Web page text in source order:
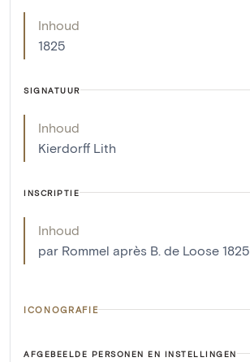
Inhoud
1825
SIGNATUUR
Inhoud
Kierdorff Lith
INSCRIPTIE
Inhoud
par Rommel après B. de Loose 1825
ICONOGRAFIE
AFGEBEELDE PERSONEN EN INSTELLINGEN